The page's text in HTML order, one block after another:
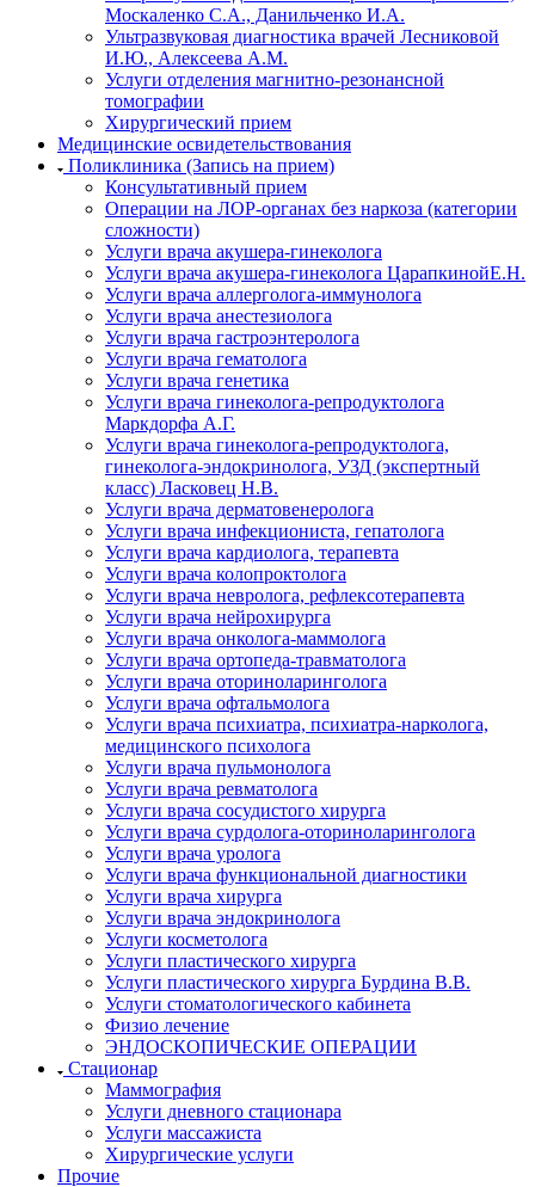
Москаленко С.А., Данильченко И.А.
Ультразвуковая диагностика врачей Лесниковой
И.Ю., Алексеева А.М.
Услуги отделения магнитно-резонансной
томографии
Хирургический прием
Медицинские освидетельствования
Поликлиника (Запись на прием)
Консультативный прием
Операции на ЛОР-органах без наркоза (категории
сложности)
Услуги врача акушера-гинеколога
Услуги врача акушера-гинеколога ЦарапкинойЕ.Н.
Услуги врача аллерголога-иммунолога
Услуги врача анестезиолога
Услуги врача гастроэнтеролога
Услуги врача гематолога
Услуги врача генетика
Услуги врача гинеколога-репродуктолога
Маркдорфа А.Г.
Услуги врача гинеколога-репродуктолога,
гинеколога-эндокринолога, УЗД (экспертный
класс) Ласковец Н.В.
Услуги врача дерматовенеролога
Услуги врача инфекциониста, гепатолога
Услуги врача кардиолога, терапевта
Услуги врача колопроктолога
Услуги врача невролога, рефлексотерапевта
Услуги врача нейрохирурга
Услуги врача онколога-маммолога
Услуги врача ортопеда-травматолога
Услуги врача оториноларинголога
Услуги врача офтальмолога
Услуги врача психиатра, психиатра-нарколога,
медицинского психолога
Услуги врача пульмонолога
Услуги врача ревматолога
Услуги врача сосудистого хирурга
Услуги врача сурдолога-оториноларинголога
Услуги врача уролога
Услуги врача функциональной диагностики
Услуги врача хирурга
Услуги врача эндокринолога
Услуги косметолога
Услуги пластического хирурга
Услуги пластического хирурга Бурдина В.В.
Услуги стоматологического кабинета
Физио лечение
ЭНДОСКОПИЧЕСКИЕ ОПЕРАЦИИ
Стационар
Маммография
Услуги дневного стационара
Услуги массажиста
Хирургические услуги
Прочие